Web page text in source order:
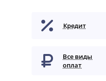
Кредит
Все виды
оплат